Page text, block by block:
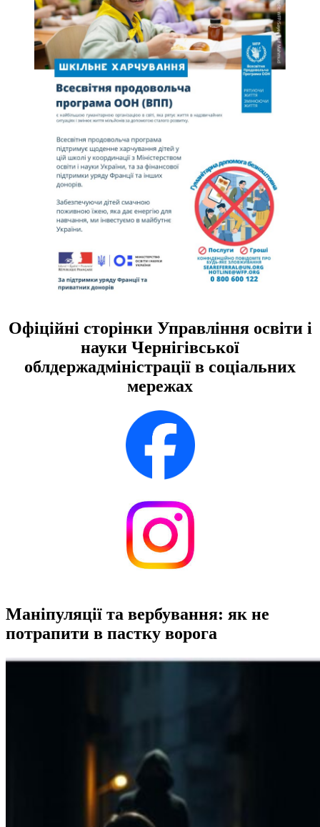
Офіційні сторінки Управління освіти і
науки Чернігівської
облдержадміністрації в соціальних
мережах
Маніпуляції та вербування: як не
потрапити в пастку ворога